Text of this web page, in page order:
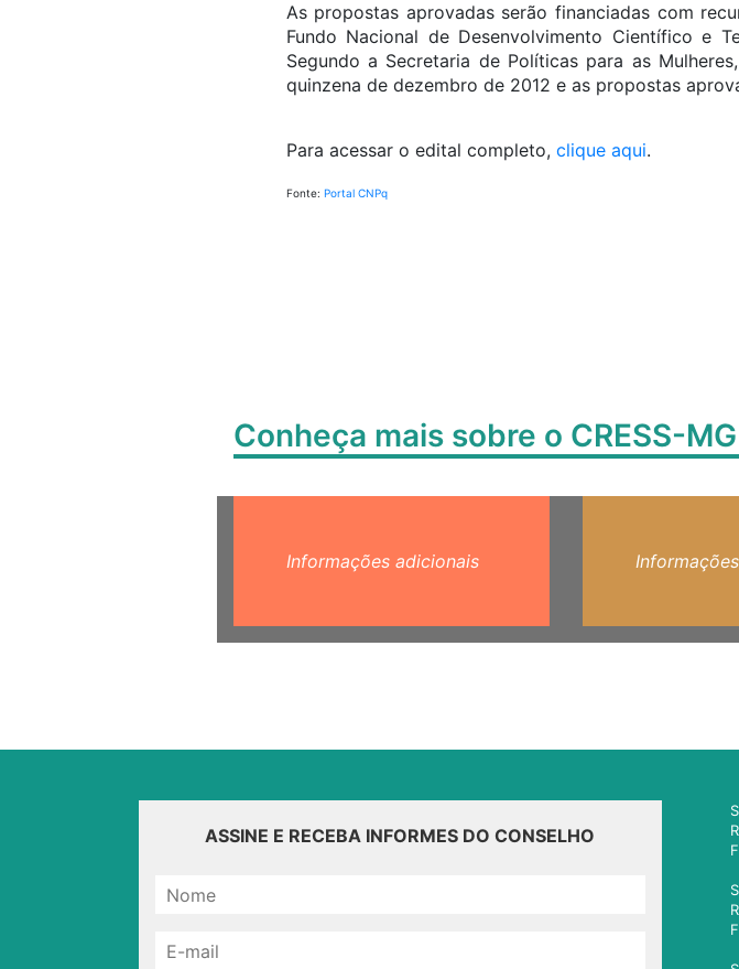
As propostas aprovadas serão financiadas com
Fundo Nacional de Desenvolvimento Científico e
Segundo a Secretaria de Políticas para as
quinzena de dezembro de 2012 e as propostas
Para acessar o edital completo, clique aqui.
Fonte: Portal CNPq
Conheça mais sobre o CRESS-MG
Informações adicionais
ASSINE E RECEBA INFORMES DO CONSELHO